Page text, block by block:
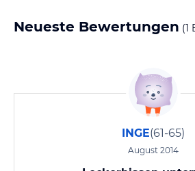
Neueste Bewertungen (1
INGE(61-65)
August 2014